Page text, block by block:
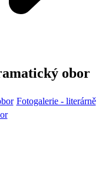
obor
Fotogalerie - literárně